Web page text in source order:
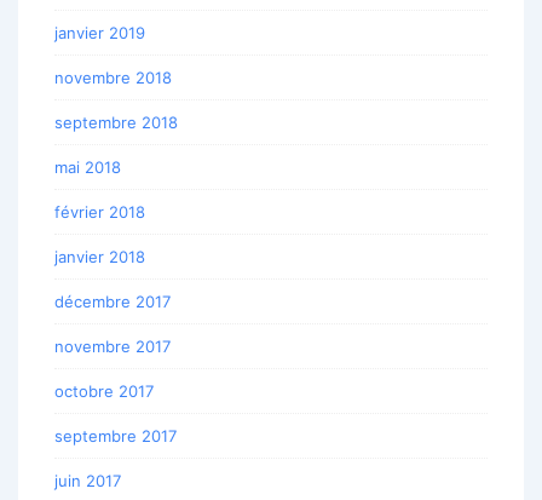
janvier 2019
novembre 2018
septembre 2018
mai 2018
février 2018
janvier 2018
décembre 2017
novembre 2017
octobre 2017
septembre 2017
juin 2017